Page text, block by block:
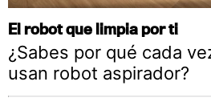
El robot que limpia por ti
¿Sabes por qué cada
usan robot aspirador?